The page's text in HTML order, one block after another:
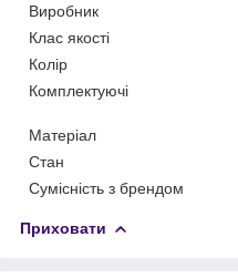
Виробник
Клас якості
Колір
Комплектуючі
Матеріал
Стан
Сумісність з брендом
Приховати